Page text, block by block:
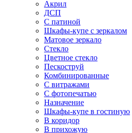
Акрил
ДСП
С патиной
Шкафы-купе с зеркалом
Матовое зеркало
Стекло
Цветное стекло
Пескоструй
Комбинированные
С витражами
С фотопечатью
Назначение
Шкафы-купе в гостиную
В коридор
В прихожую